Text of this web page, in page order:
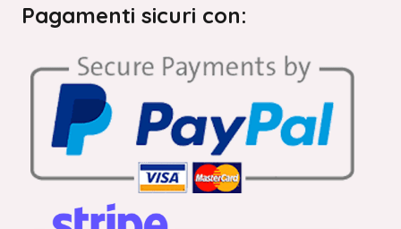
Pagamenti sicuri con: